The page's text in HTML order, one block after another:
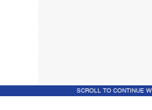
SCROLL TO CONTINUE